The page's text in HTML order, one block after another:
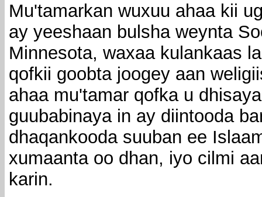
Mu'tamarkan wuxuu ahaa kii
ay yeeshaan bulsha weynta
Minnesota, waxaa kulankaas
qofkii goobta joogey aan
ahaa mu'tamar qofka u
guubabinaya in ay diintooda
dhaqankooda suuban ee
xumaanta oo dhan, iyo cilmi
karin.